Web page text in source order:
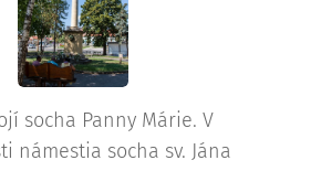
socha Panny Márie. V
námestia socha sv. Jána